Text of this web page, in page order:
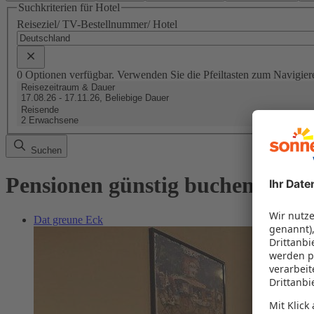
Suchkriterien für Hotel
Reiseziel/ TV-Bestellnummer/ Hotel
0 Optionen verfügbar. Verwenden Sie die Pfeiltasten zum
Reisezeitraum & Dauer
17.08.26 - 17.11.26, Beliebige Dauer
Reisende
2 Erwachsene
Suchen
Pensionen günstig buchen
Dat greune Eck